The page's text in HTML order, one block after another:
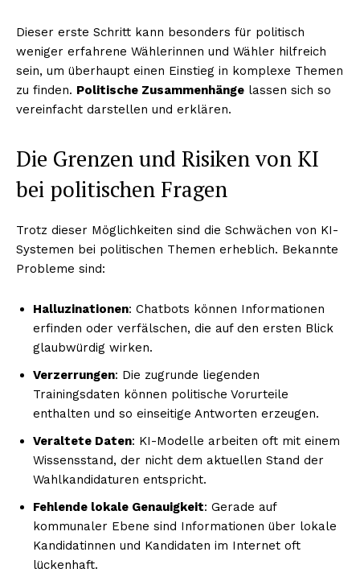
Dieser erste Schritt kann besonders für politisch
weniger erfahrene Wählerinnen und Wähler hilfreich
sein, um überhaupt einen Einstieg in komplexe Themen
zu finden. Politische Zusammenhänge lassen sich so
vereinfacht darstellen und erklären.
Die Grenzen und Risiken von KI
bei politischen Fragen
Trotz dieser Möglichkeiten sind die Schwächen von KI-
Systemen bei politischen Themen erheblich. Bekannte
Probleme sind:
Halluzinationen: Chatbots können Informationen
erfinden oder verfälschen, die auf den ersten Blick
glaubwürdig wirken.
Verzerrungen: Die zugrunde liegenden
Trainingsdaten können politische Vorurteile
enthalten und so einseitige Antworten erzeugen.
Veraltete Daten: KI-Modelle arbeiten oft mit einem
Wissensstand, der nicht dem aktuellen Stand der
Wahlkandidaturen entspricht.
Fehlende lokale Genauigkeit: Gerade auf
kommunaler Ebene sind Informationen über lokale
Kandidatinnen und Kandidaten im Internet oft
lückenhaft.